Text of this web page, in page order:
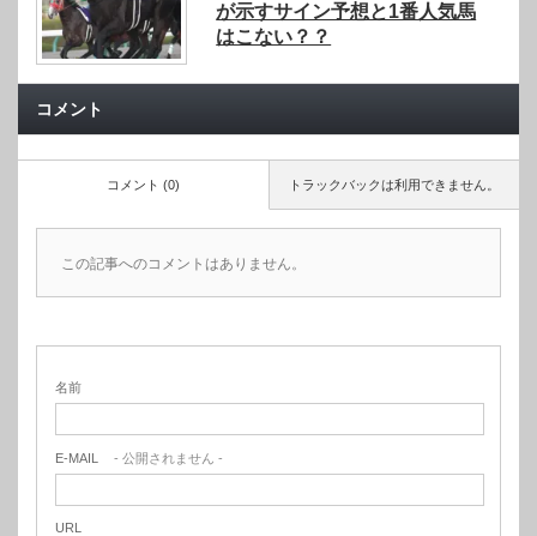
が示すサイン予想と1番人気馬
はこない？？
コメント
トラックバックは利用できません。
コメント (0)
この記事へのコメントはありません。
名前
E-MAIL - 公開されません -
URL